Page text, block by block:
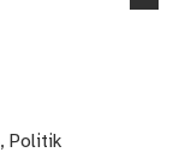
, Politik